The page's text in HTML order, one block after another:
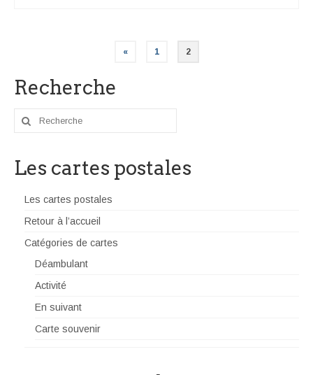
Navigation
des
articles
« 1 2
Recherche
Rechercher
:
Les cartes postales
Les cartes postales
Retour à l’accueil
Catégories de cartes
Déambulant
Activité
En suivant
Carte souvenir